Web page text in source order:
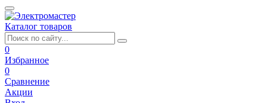
Каталог товаров
0
Избранное
0
Сравнение
Акции